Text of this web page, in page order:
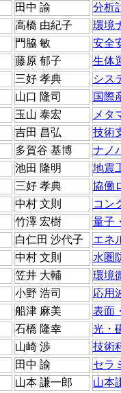
田中 諭
分析
高橋 由紀子
環境
門脇 敏
安全
藤原 郁子
生体
三好 孝典
シス
山口 隆司
国際
玉山 泰宏
メタ
吉田 昌弘
技術
多賀谷 基博
ナノ
池田 隆明
地震
三好 孝典
協働
中村 文則
コン
竹澤 宏樹
量子
白仁田 沙代子
エネ
中村 文則
水圏
笠井 大輔
環境
小野 浩司
応用
船津 麻美
表面
石橋 隆幸
光・
山崎 渉
技術
田中 諭
セラ
山本 謙一郎
山本